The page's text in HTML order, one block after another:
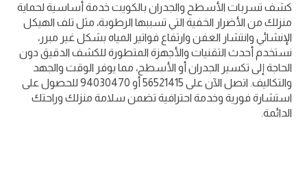
كشف تسربات الأسطح والجدران بالكويت خدمة أساسية لحماية
منزلك من الأضرار الخفية التي تسببها الرطوبة، مثل تلف الهيكل
الإنشائي وانتشار العفن وارتفاع فواتير المياه بشكل غير مبرر،
نستخدم أحدث التقنيات والأجهزة المتطورة للكشف الدقيق دون
الحاجة إلى تكسير الجدران أو الأسطح، مما يوفر الوقت والجهد
والتكاليف. اتصل الآن على 56521415 أو 94030470 للحصول على
استشارة فورية وخدمة احترافية تضمن سلامة منزلك وراحتك
الدائمة.